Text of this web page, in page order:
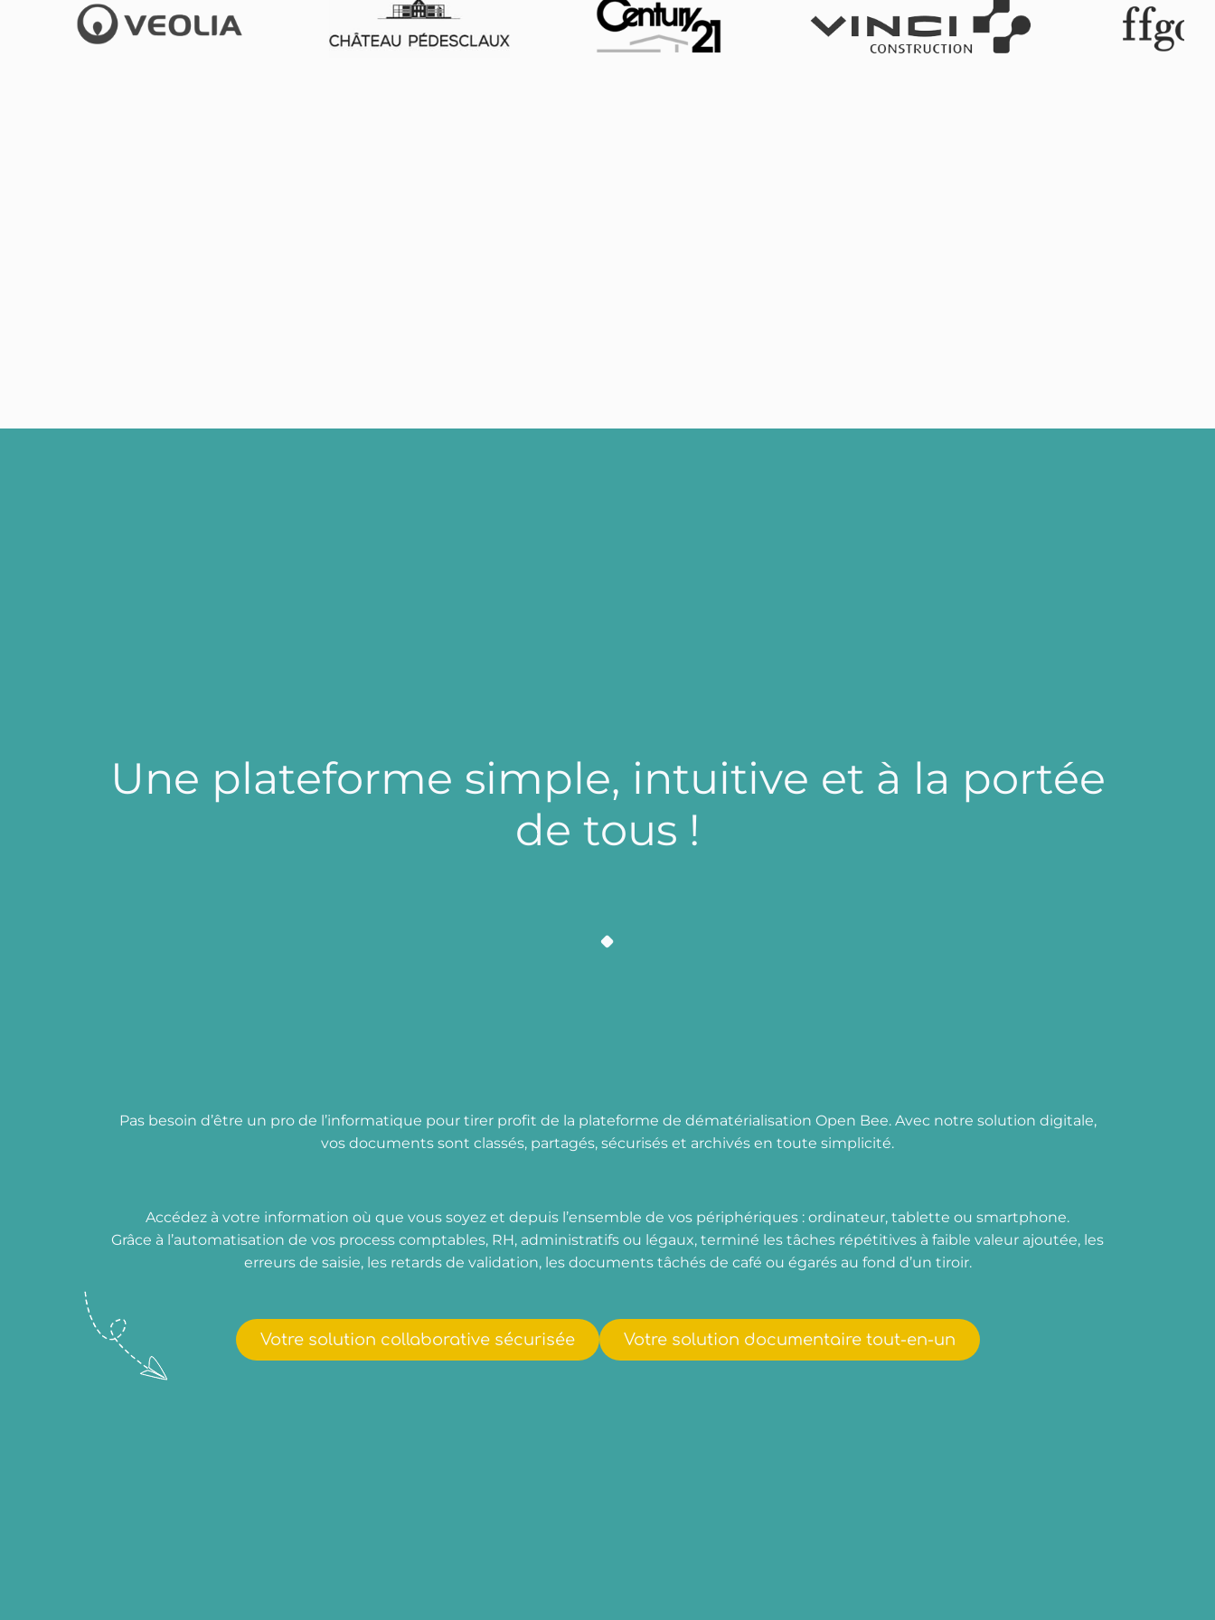
Une plateforme simple, intuitive et à la portée
de tous !
Pas besoin d’être un pro de l’informatique pour tirer profit de la plateforme de dématérialisation Open Bee. Avec notre solution digitale,
vos documents sont classés, partagés, sécurisés et archivés en toute simplicité.
Accédez à votre information où que vous soyez et depuis l’ensemble de vos périphériques : ordinateur, tablette ou smartphone.
Grâce à l’automatisation de vos process comptables, RH, administratifs ou légaux, terminé les tâches répétitives à faible valeur ajoutée, les
erreurs de saisie, les retards de validation, les documents tâchés de café ou égarés au fond d’un tiroir.
Votre solution collaborative sécurisée Votre solution documentaire tout-en-un